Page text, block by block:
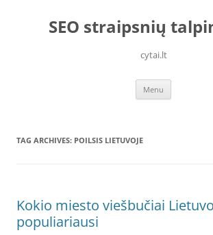
contentSEO straipsnių
cytai.lt
Menu
TAG ARCHIVES: POILSIS LIETUVOJE
Kokio miesto viešbučiai
populiariausi